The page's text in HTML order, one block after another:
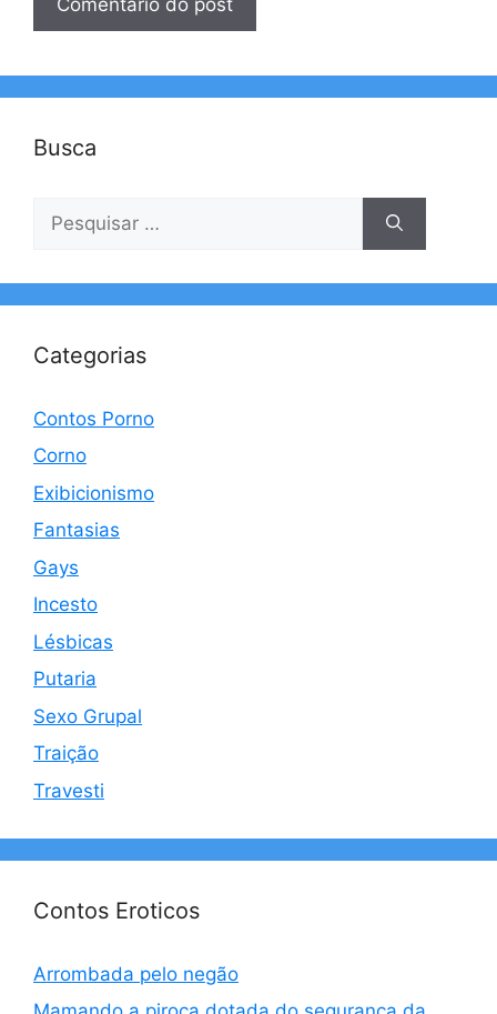
Busca
por:
Categorias
Contos Porno
Corno
Exibicionismo
Fantasias
Gays
Incesto
Lésbicas
Putaria
Sexo Grupal
Traição
Travesti
Contos Eroticos
Arrombada pelo negão